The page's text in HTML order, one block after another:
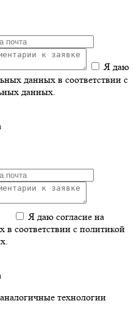
Я даю
данных в соответствии с
данных.
Я даю согласие на
в соответствии с политикой
технологии